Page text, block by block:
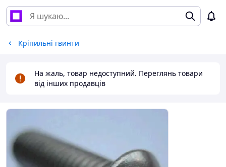
Кріпильні гвинти
На жаль, товар недоступний. Переглянь товари
від інших продавців